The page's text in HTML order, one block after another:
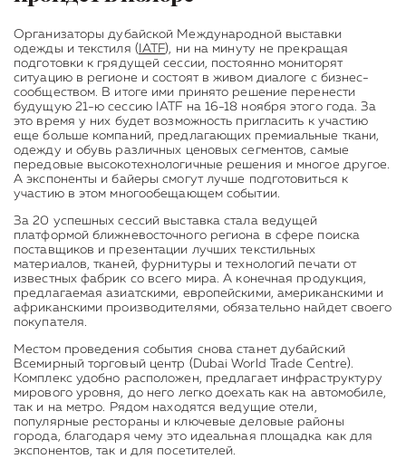
Организаторыдубайской Международной выставки
одежды и текстиля ( IATF), ни на минуту не прекращая
подготовки к грядущей сессии, постоянно мониторят
ситуацию в регионе и состоят в живом диалоге с бизнес-
сообществом. В итоге ими принято решение перенести
будущую 21-ю сессию IATF на 16-18 ноября этого года. За
это время у них будет возможность пригласить к участию
еще больше компаний, предлагающих премиальные ткани,
одежду и обувь различных ценовых сегментов, самые
передовые высокотехнологичные решения и многое другое.
А экспоненты и байеры смогут лучше подготовиться к
участию в этом многообещающем событии.
За 20 успешных сессий выставка стала ведущей
платформой ближневосточного региона в сфере поиска
поставщиков и презентации лучших текстильных
материалов, тканей, фурнитуры и технологий печати от
известных фабрик со всего мира. А конечная продукция,
предлагаемая азиатскими, европейскими, американскими и
африканскими производителями, обязательно найдет своего
покупателя.
Местом проведения события снова станет дубайский
Всемирный торговый центр (Dubai World Trade Centre).
Комплекс удобно расположен, предлагает инфраструктуру
мирового уровня, до него легко доехать как на автомобиле,
так и на метро. Рядом находятся ведущие отели,
популярные рестораны и ключевые деловые районы
города, благодаря чему это идеальная площадка как для
экспонентов, так и для посетителей.